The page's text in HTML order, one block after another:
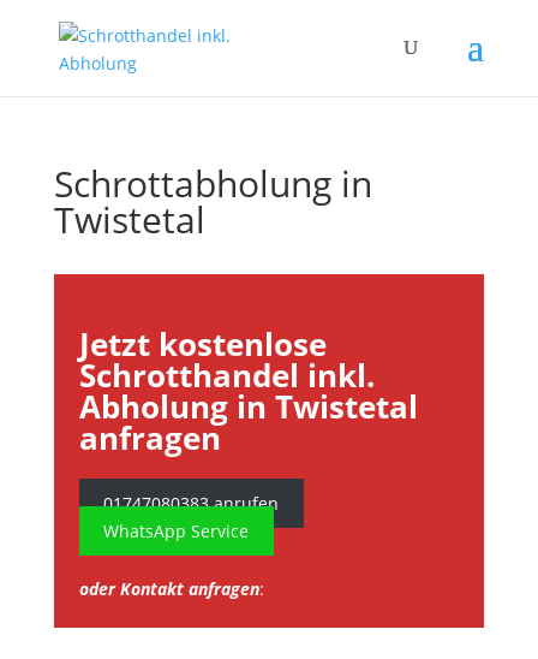
Schrottabholung in
Twistetal
Jetzt kostenlose
Schrotthandel inkl.
Abholung in Twistetal
anfragen
01747080383 anrufen
WhatsApp Service
oder Kontakt anfragen: